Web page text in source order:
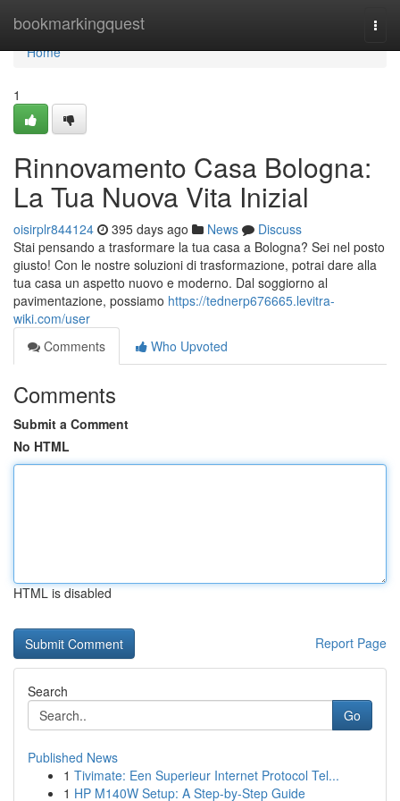
bookmarkingquest
Home
Home
1
Rinnovamento Casa Bologna:
La Tua Nuova Vita Inizial
oisirplr844124 395 days ago News
Discuss
Stai pensando a trasformare la tua casa a Bologna? Sei nel posto
giusto! Con le nostre soluzioni di trasformazione, potrai dare alla
tua casa un aspetto nuovo e moderno. Dal soggiorno al
pavimentazione, possiamo https://tednerp676665.levitra-
wiki.com/user
Comments
Who Upvoted
Comments
Submit a Comment
No HTML
HTML is disabled
Report Page
Search
Go
Published News
1 Tivimate: Een Superieur Internet Protocol Tel...
1 HP M140W Setup: A Step-by-Step Guide